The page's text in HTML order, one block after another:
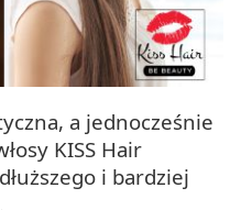
a jednocześnie
KISS Hair
i bardziej